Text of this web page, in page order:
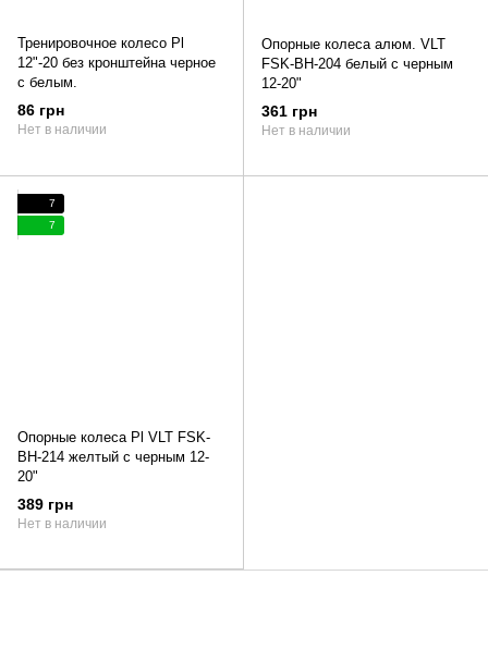
Тренировочное колесо Pl
12"-20 без кронштейна черное
с белым.
86 грн
Нет в наличии
Опорные колеса алюм. VLT
FSK-BH-204 белый с черным
12-20"
361 грн
Нет в наличии
7
7
Опорные колеса Pl VLT FSK-
BH-214 желтый с черным 12-
20"
389 грн
Нет в наличии